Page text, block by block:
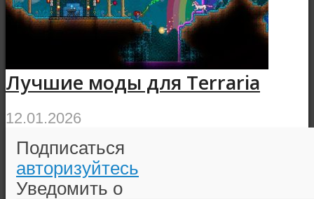
Лучшие моды для Terraria
12.01.2026
Подписаться
авторизуйтесь
Уведомить о